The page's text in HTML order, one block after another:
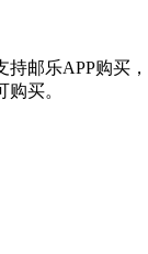
持邮乐APP购买
买。